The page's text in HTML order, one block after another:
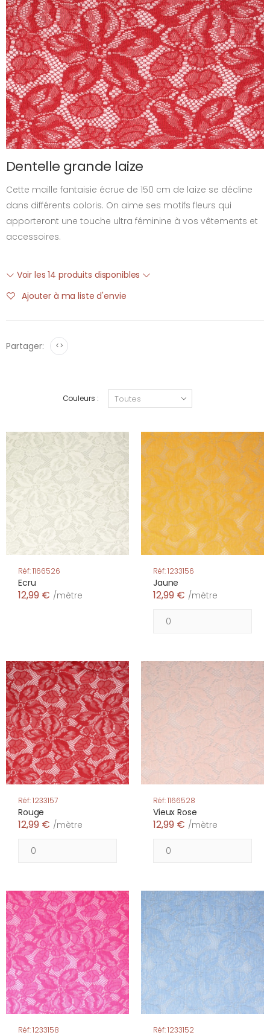
Dentelle grande laize
Cette maille fantaisie écrue de 150 cm de laize se décline
dans différents coloris. On aime ses motifs fleurs qui
apporteront une touche ultra féminine à vos vêtements et
accessoires.
Voir les 14 produits disponibles
Ajouter à ma liste d'envie
Partager: <>
Couleurs :
Réf: 1166526
Ecru
12,99 € /mètre
Réf: 1233156
Jaune
12,99 € /mètre
Réf: 1233157
Rouge
12,99 € /mètre
Réf: 1166528
Vieux Rose
12,99 € /mètre
Réf: 1233158 Réf: 1233152